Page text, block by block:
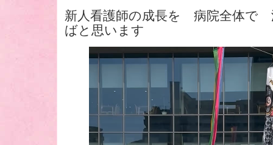
新人看護師の成長を 病院全体で
ばと思います